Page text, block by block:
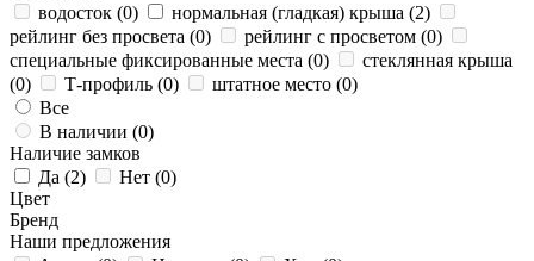
водосток (0) нормальная (гладкая) крыша (2)
рейлинг без просвета (0) рейлинг с просветом (0)
специальные фиксированные места (0)
стеклянная крыша
(0) Т-профиль (0) штатное место (0)
Все
В наличии (0)
Наличие замков
Да (2) Нет (0)
Цвет
Бренд
Наши предложения